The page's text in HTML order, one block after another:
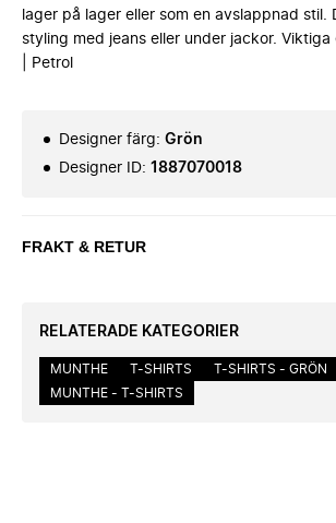
lager på lager eller som en avslappnad stil.
styling med jeans eller under jackor. Viktiga
| Petrol
Designer färg: Grön
Designer ID: 1887070018
FRAKT & RETUR
RELATERADE KATEGORIER
MUNTHE T-SHIRTS
T-SHIRTS - GRÖN
MUNTHE - T-SHIRTS